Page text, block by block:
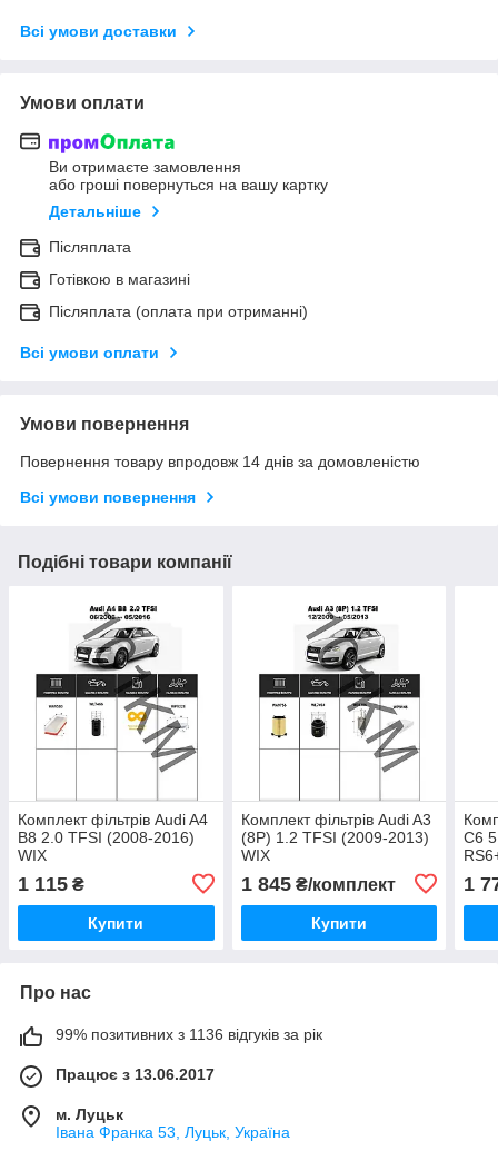
Всі умови доставки
Умови оплати
Ви отримаєте замовлення
або гроші повернуться на вашу картку
Детальніше
Післяплата
Готівкою в магазині
Післяплата (оплата при отриманні)
Всі умови оплати
Умови повернення
Повернення товару впродовж 14 днів за домовленістю
Всі умови повернення
Подібні товари компанії
Комплект фільтрів Audi A4
B8 2.0 TFSI (2008-2016)
WIX
1 115 ₴
Купити
Комплект фільтрів Audi A3
(8P) 1.2 TFSI (2009-2013)
WIX
1 845₴/комплект
Купити
C6
1
Про нас
99% позитивних з 1136 відгуків за рік
Працює з 13.06.2017
м. Луцьк
Івана Франка 53, Луцьк, Україна